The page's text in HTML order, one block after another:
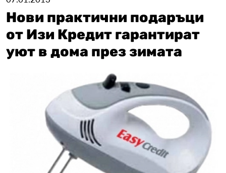
Нови практични подаръци
от Изи Кредит гарантират
уют в дома през зимата